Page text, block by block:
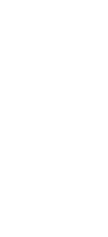
ein elektronisches